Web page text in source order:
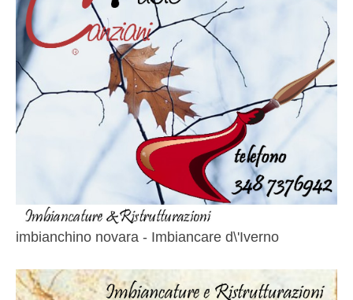
imbianchino novara - Imbiancare d\'Iverno